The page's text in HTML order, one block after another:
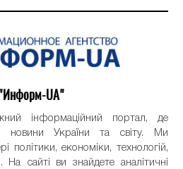
"Информ-UA"
інформаційний портал, де
новини України та світу. Ми
політики, економіки, технологій,
На сайті ви знайдете аналітичні